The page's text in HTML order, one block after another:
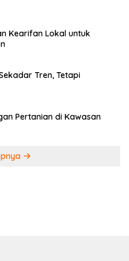
Kearifan Lokal untuk
Tren, Tetapi
Pertanian di Kawasan